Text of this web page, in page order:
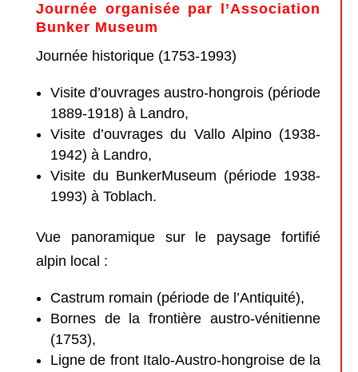
Journée organisée par l’Association
Bunker Museum
Journée historique (1753-1993)
Visite d’ouvrages austro-hongrois (période
1889-1918) à Landro,
Visite d’ouvrages du Vallo Alpino (1938-
1942) à Landro,
Visite du BunkerMuseum (période 1938-
1993) à Toblach.
Vue panoramique sur le paysage fortifié
alpin local :
Castrum romain (période de l’Antiquité),
Bornes de la frontière austro-vénitienne
(1753),
Ligne de front Italo-Austro-hongroise de la